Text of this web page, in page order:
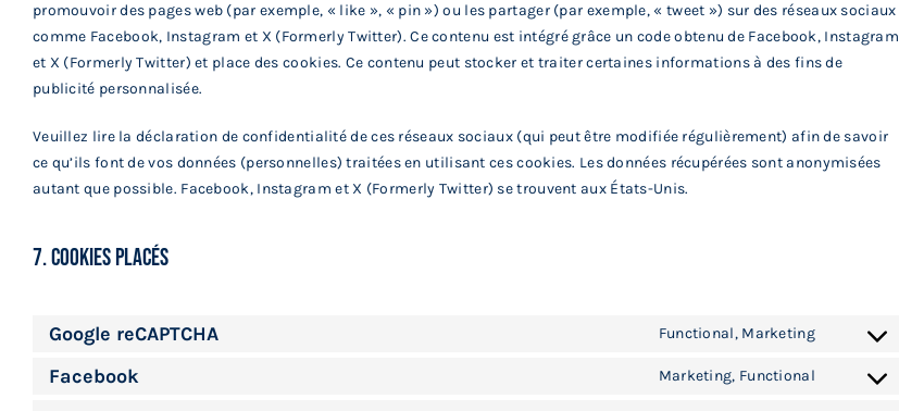
promouvoir des pages web (par exemple, « like », « pin ») ou les partager (par exemple, « tweet ») sur des réseaux sociaux
comme Facebook, Instagram et X (Formerly Twitter). Ce contenu est intégré grâce un code obtenu de Facebook, Instagram
et X (Formerly Twitter) et place des cookies. Ce contenu peut stocker et traiter certaines informations à des fins de
publicité personnalisée.
Veuillez lire la déclaration de confidentialité de ces réseaux sociaux (qui peut être modifiée régulièrement) afin de savoir
ce qu’ils font de vos données (personnelles) traitées en utilisant ces cookies. Les données récupérées sont anonymisées
autant que possible. Facebook, Instagram et X (Formerly Twitter) se trouvent aux États-Unis.
7. Cookies placés
Google reCAPTCHA Functional, Marketing
Consent
Facebook Marketing, Functional
Consent